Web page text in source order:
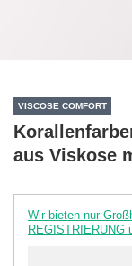
VISCOSE COMFORT
aus Viskose
Wir bieten nur
REGISTRIERUNG